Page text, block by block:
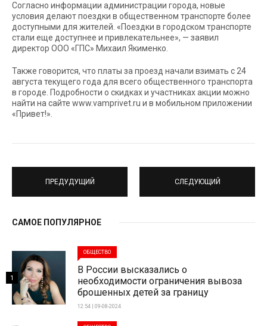
Согласно информации администрации города, новые
условия делают поездки в общественном транспорте более
доступными для жителей. «Поездки в городском транспорте
стали еще доступнее и привлекательнее», — заявил
директор ООО «ГПС» Михаил Якименко.
Также говорится, что платы за проезд начали взимать с 24
августа текущего года для всего общественного транспорта
в городе. Подробности о скидках и участниках акции можно
найти на сайте www.vamprivet.ru и в мобильном приложении
«Привет!».
ПРЕДУДУЩИЙ СЛЕДУЮЩИЙ
САМОЕ ПОПУЛЯРНОЕ
ОБЩЕСТВО
В России высказались о
необходимости ограничения вывоза
брошенных детей за границу
12:54 | 09-08-2024
1